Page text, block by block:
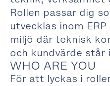
Rollen passar dig
utvecklas inom
miljö där teknisk
och kundvärde står
WHO ARE YOU
För att lyckas i